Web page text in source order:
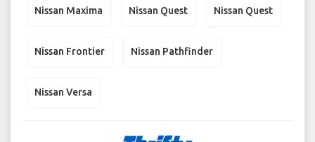
Nissan Maxima Nissan Quest Nissan Quest
Nissan Frontier Nissan Pathfinder
Nissan Versa